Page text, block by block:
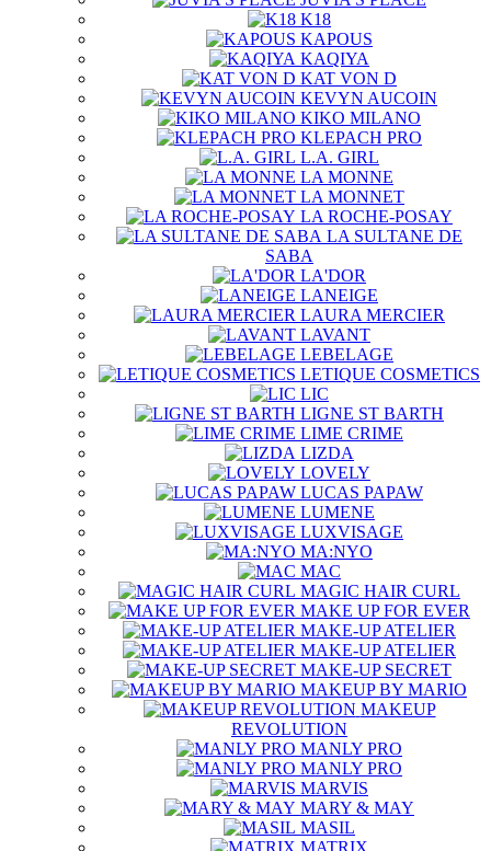
K18
KAPOUS
KAQIYA
KAT VON D
KEVYN AUCOIN
KIKO MILANO
KLEPACH PRO
L.A. GIRL
LA MONNE
LA MONNET
LA ROCHE-POSAY
LA SULTANE DE
SABA
LA'DOR
LANEIGE
LAURA MERCIER
LAVANT
LEBELAGE
LETIQUE COSMETICS
LIC
LIGNE ST BARTH
LIME CRIME
LIZDA
LOVELY
LUCAS PAPAW
LUMENE
LUXVISAGE
MA:NYO
MAC
MAGIC HAIR CURL
MAKE UP FOR EVER
MAKE-UP ATELIER
MAKE-UP ATELIER
MAKE-UP SECRET
MAKEUP BY MARIO
MAKEUP
REVOLUTION
MANLY PRO
MANLY PRO
MARVIS
MARY & MAY
MASIL
MATRIX